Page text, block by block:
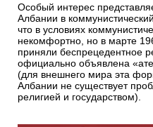
Особый интерес
Албании в
что в условиях
некомфортно, но в марте
приняли беспрецедентное
официально объявлена
(для внешнего мира эта
Албании не существует
религией и государством).